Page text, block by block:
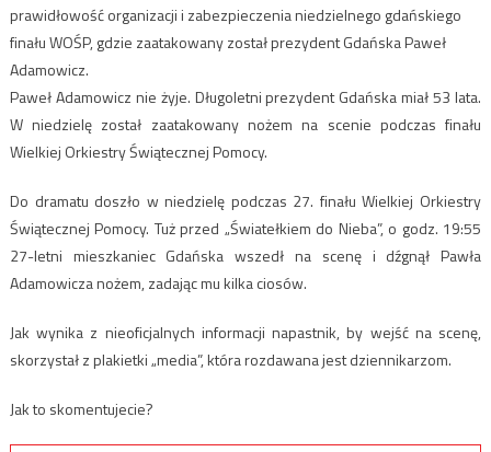
prawidłowość organizacji i zabezpieczenia niedzielnego gdańskiego
finału WOŚP, gdzie zaatakowany został prezydent Gdańska Paweł
Adamowicz.
Paweł Adamowicz nie żyje. Długoletni prezydent Gdańska miał 53 lata.
W niedzielę został zaatakowany nożem na scenie podczas finału
Wielkiej Orkiestry Świątecznej Pomocy.
Do dramatu doszło w niedzielę podczas 27. finału Wielkiej Orkiestry
Świątecznej Pomocy. Tuż przed „Światełkiem do Nieba”, o godz. 19:55
27-letni mieszkaniec Gdańska wszedł na scenę i dźgnął Pawła
Adamowicza nożem, zadając mu kilka ciosów.
Jak wynika z nieoficjalnych informacji napastnik, by wejść na scenę,
skorzystał z plakietki „media”, która rozdawana jest dziennikarzom.
Jak to skomentujecie?